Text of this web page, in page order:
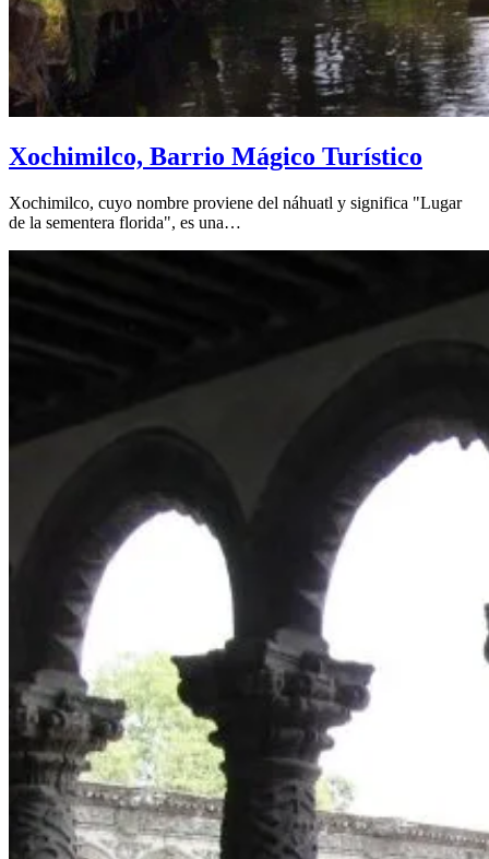
Xochimilco, Barrio Mágico Turístico
Xochimilco, cuyo nombre proviene del náhuatl y significa "Lugar
de la sementera florida", es una…